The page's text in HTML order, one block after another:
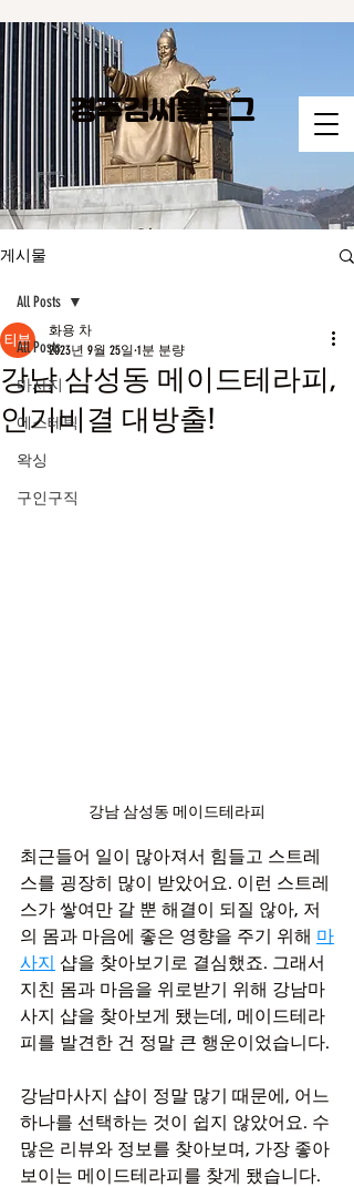
경주김씨​블로그
게시물
All Posts
마사지
에스테틱
왁싱
구인구직
All Posts
강남 삼성동 메이드테라피,
인기비결 대방출!
화용 차
2023년 9월 25일 1분 분량
강남 삼성동 메이드테라피
최근들어 일이 많아져서 힘들고 스트레
스를 굉장히 많이 받았어요. 이런 스트레
스가 쌓여만 갈 뿐 해결이 되질 않아, 저
의 몸과 마음에 좋은 영향을 주기 위해 마
사지 샵을 찾아보기로 결심했죠. 그래서
지친 몸과 마음을 위로받기 위해 강남마
사지 샵을 찾아보게 됐는데, 메이드테라
피를 발견한 건 정말 큰 행운이었습니다.
강남마사지 샵이 정말 많기 때문에, 어느
하나를 선택하는 것이 쉽지 않았어요. 수
많은 리뷰와 정보를 찾아보며, 가장 좋아
보이는 메이드테라피를 찾게 됐습니다.